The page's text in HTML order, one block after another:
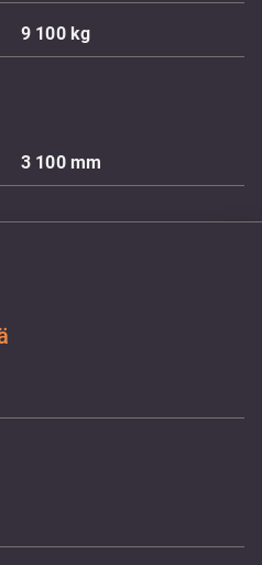
9 100 kg
3 100 mm